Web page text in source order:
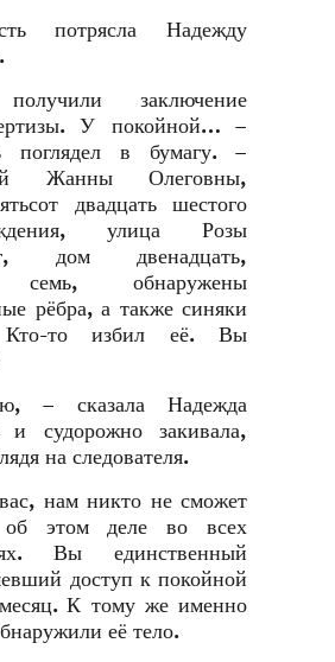
потрясла Надежду
заключение
У покойной… –
поглядел в бумагу. –
Жанны Олеговны,
двадцать шестого
улица Розы
дом двенадцать,
семь, обнаружены
рёбра, а также синяки
то избил её. Вы
– сказала Надежда
и судорожно закивала,
на следователя.
нам никто не сможет
об этом деле во всех
Вы единственный
доступ к покойной
К тому же именно
её тело.